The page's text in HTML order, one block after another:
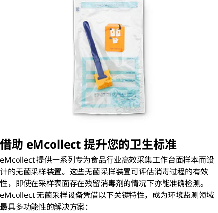
借助 eMcollect 提升您的卫生标准
eMcollect 提供一系列专为食品行业高效采集工作台面样本而设
计的无菌采样装置。这些无菌采样装置可评估消毒过程的有效
性，即使在采样表面存在残留消毒剂的情况下亦能准确检测。
eMcollect 无菌采样设备凭借以下关键特性，成为环境监测领域
最具多功能性的解决方案：